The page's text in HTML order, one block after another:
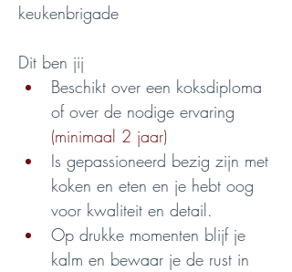
keukenbrigade
Dit ben jij
Beschikt over een koksdiploma
of over de nodige ervaring
(minimaal 2 jaar)
Is gepassioneerd bezig zijn met
koken en eten en je hebt oog
voor kwaliteit en detail.
Op drukke momenten blijf je
kalm en bewaar je de rust in